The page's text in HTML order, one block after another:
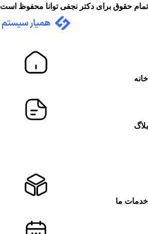
تمام حقوق برای دکتر نجفی توانا محفوظ است
خانه
بلاگ
خدمات ما